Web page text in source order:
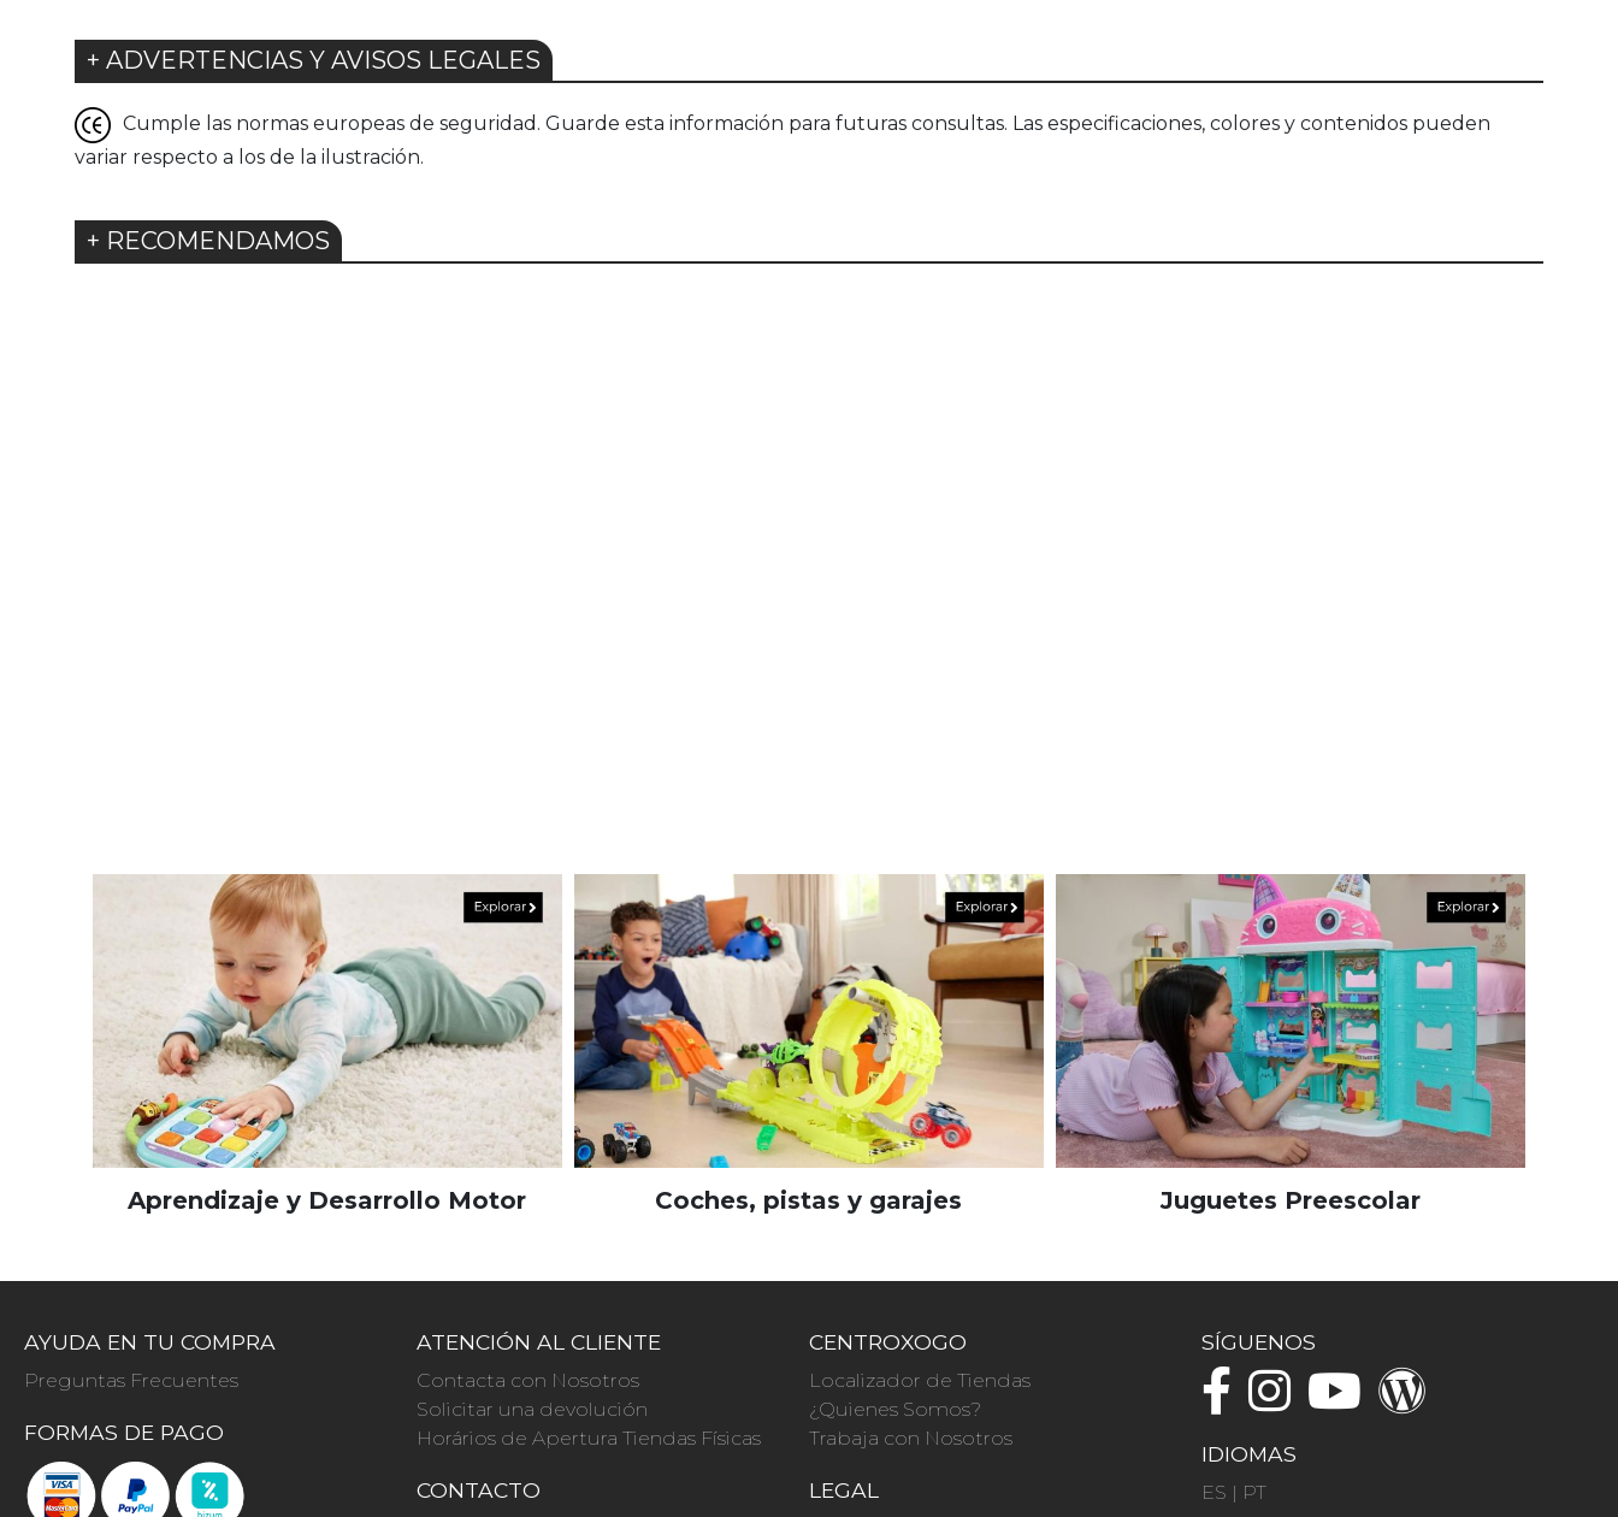
+ ADVERTENCIAS Y AVISOS LEGALES
Cumple las normas europeas de seguridad. Guarde esta información para futuras consultas. Las especificaciones, colores y contenidos pueden
variar respecto a los de la ilustración.
+ RECOMENDAMOS
Aprendizaje y Desarrollo Motor Coches, pistas y garajes Juguetes Preescolar
AYUDA EN TU COMPRA
Preguntas Frecuentes
FORMAS DE PAGO
ATENCIÓN AL CLIENTE
Contacta con Nosotros
Solicitar una devolución
Horários de Apertura Tiendas Físicas
CONTACTO
CENTROXOGO
Localizador de Tiendas
¿Quienes Somos?
Trabaja con Nosotros
LEGAL
SÍGUENOS
IDIOMAS
ES | PT